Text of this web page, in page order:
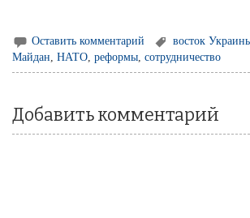
Оставить комментарий восток
Майдан,НАТО,реформы,сотрудничество
Добавить комментарий